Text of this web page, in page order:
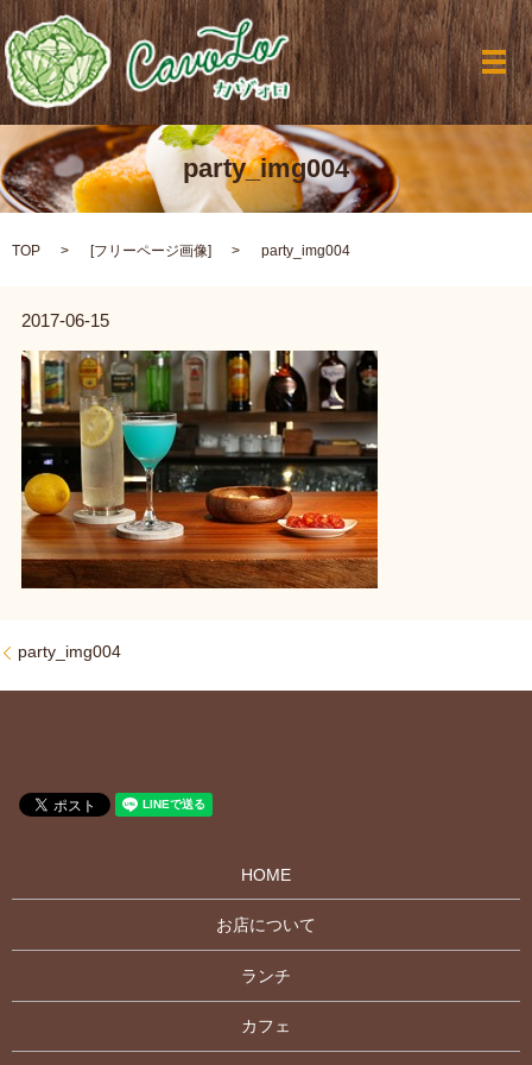
メ
party_img004
TOP [フリーページ画像] party_img004
2017-06-15
party_img004
HOME
お店について
ランチ
カフェ